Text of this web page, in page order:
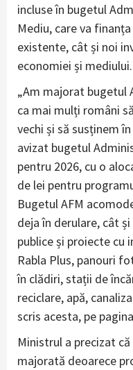
incluse în bugetul
Mediu, care va
existente, cât și noi
economiei și mediului.
„Am majorat bugetul
ca mai mulți români
vechi și să susținem
avizat bugetul
pentru 2026, cu o
de lei pentru
Bugetul AFM
deja în derulare, cât
publice și proiecte cu
Rabla Plus, panouri
în clădiri, stații de
reciclare, apă,
scris acesta, pe
Ministrul a precizat
majorată deoarece